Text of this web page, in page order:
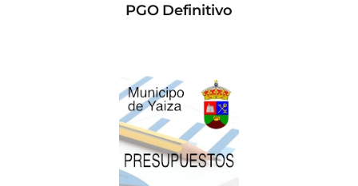
PGO Definitivo